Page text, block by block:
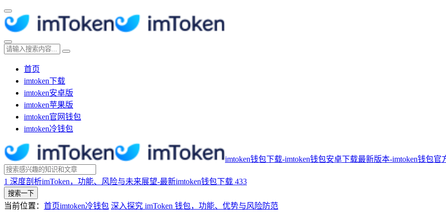
首页
imtoken下载
imtoken安卓版
imtoken苹果版
imtoken官网钱包
imtoken冷钱包
imtoken钱包下载-imtoken钱包安卓下载最新版本-imtoken钱包官
1 深度剖析imToken，功能、风险与未来展望-最新imtoken钱包下载 433
搜索一下
当前位置： 首页imtoken冷钱包 深入探究 imToken 钱包，功能、优势与风险防范